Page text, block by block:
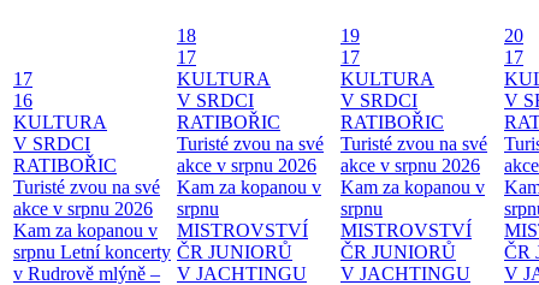
17
16
KULTURA
V SRDCI
RATIBOŘIC
Turisté zvou na své
akce v srpnu 2026
Kam za kopanou v
srpnu Letní koncerty
v Rudrově mlýně –
18
17
KULTURA
V SRDCI
RATIBOŘIC
Turisté zvou na své
akce v srpnu 2026
Kam za kopanou v
srpnu
MISTROVSTVÍ
ČR JUNIORŮ
V JACHTINGU
19
17
KULTURA
V SRDCI
RATIBOŘIC
Turisté zvou na své
akce v srpnu 2026
Kam za kopanou v
srpnu
MISTROVSTVÍ
ČR JUNIORŮ
V JACHTINGU
20
17
V
ČR
V